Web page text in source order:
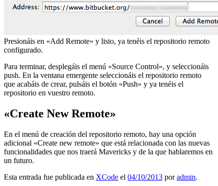
Presionáis en «Add Remote» y listo, ya tenéis el repositorio remoto
configurado.
Para terminar, desplegáis el menú «Source Control», y seleccionáis
push. En la ventana emergente seleccionáis el repositorio remoto
que acabáis de crear, pulsáis el botón «Push» y ya tenéis el
repositorio en vuestro remoto.
«Create New Remote»
En el menú de creación del repositorio remoto, hay una opción
adicional «Create new remote» que está relacionada con las nuevas
funcionalidades que nos traerá Mavericks y de la que hablaremos en
un futuro.
Esta entrada fue publicada en XCode el 04/10/2013 poradmin.